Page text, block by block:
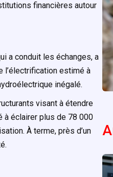
financières autour
a conduit les échanges, a
l’électrification estimé à
inégalé.
visant à étendre
à éclairer plus de 78 000
À terme, près d’un